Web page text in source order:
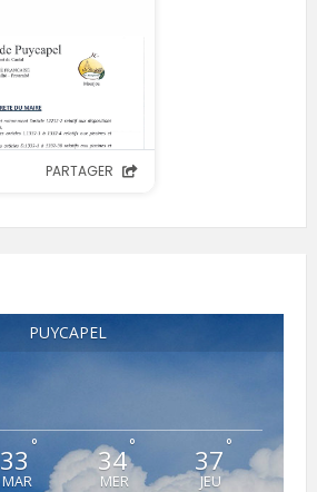
PUYCAPEL
33 °
MAR
34°
MER
37 °
JEU